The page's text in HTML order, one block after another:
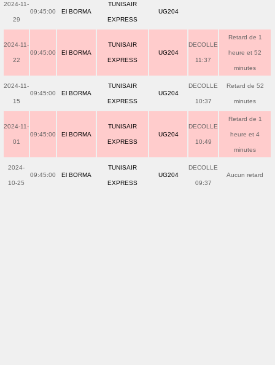
2024-11-
29
09:45:00 El BORMA
TUNISAIR
EXPRESS
UG204
2024-11-
22
09:45:00 El BORMA
TUNISAIR
EXPRESS
UG204
DECOLLE
11:37
Retard de 1
heure et 52
minutes
2024-11-
15
09:45:00 El BORMA
TUNISAIR
EXPRESS
UG204
DECOLLE
10:37
Retard de 52
minutes
2024-11-
01
09:45:00 El BORMA
TUNISAIR
EXPRESS
UG204
DECOLLE
10:49
Retard de 1
heure et 4
minutes
2024-
10-25
09:45:00 El BORMA
TUNISAIR
EXPRESS
UG204
DECOLLE
09:37
Aucun retard